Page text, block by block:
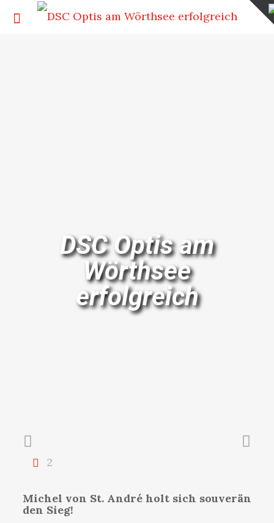
DSC Optis am
Wörthsee
erfolgreich
2
Michel von St. André holt sich souverän
den Sieg!